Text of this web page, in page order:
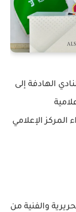
الهادفة إلى
الإعلامي
والفنية من